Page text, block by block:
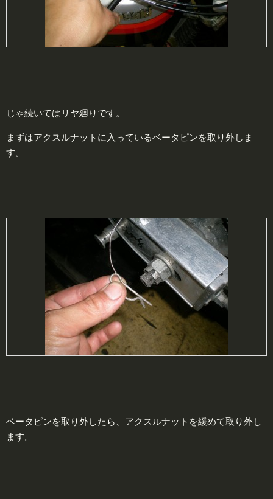
じゃ続いてはリヤ廻りです。
まずはアクスルナットに入っているベータピンを取り外しま
す。
ベータピンを取り外したら、アクスルナットを緩めて取り外し
ます。